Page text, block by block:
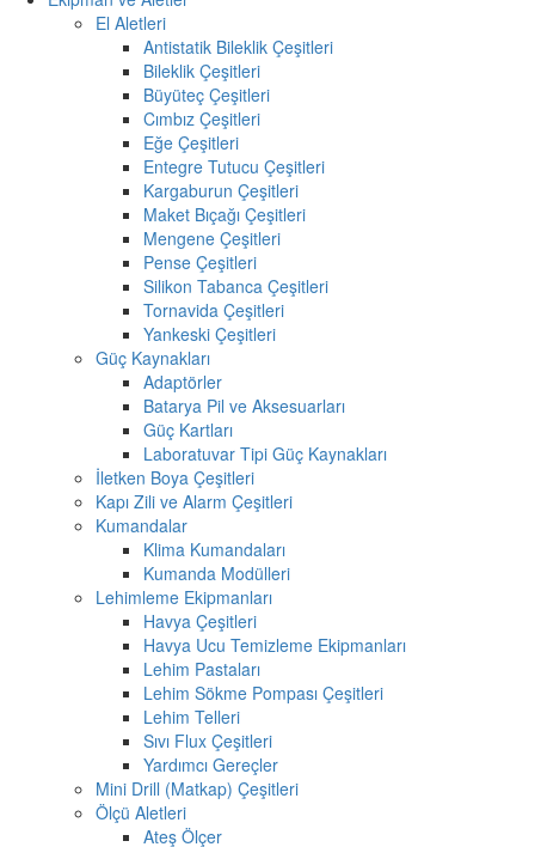
El Aletleri
Antistatik Bileklik Çeşitleri
Bileklik Çeşitleri
Büyüteç Çeşitleri
Cımbız Çeşitleri
Eğe Çeşitleri
Entegre Tutucu Çeşitleri
Kargaburun Çeşitleri
Maket Bıçağı Çeşitleri
Mengene Çeşitleri
Pense Çeşitleri
Silikon Tabanca Çeşitleri
Tornavida Çeşitleri
Yankeski Çeşitleri
Güç Kaynakları
Adaptörler
Batarya Pil ve Aksesuarları
Güç Kartları
Laboratuvar Tipi Güç Kaynakları
İletken Boya Çeşitleri
Kapı Zili ve Alarm Çeşitleri
Kumandalar
Klima Kumandaları
Kumanda Modülleri
Lehimleme Ekipmanları
Havya Çeşitleri
Havya Ucu Temizleme Ekipmanları
Lehim Pastaları
Lehim Sökme Pompası Çeşitleri
Lehim Telleri
Sıvı Flux Çeşitleri
Yardımcı Gereçler
Mini Drill (Matkap) Çeşitleri
Ölçü Aletleri
Ateş Ölçer